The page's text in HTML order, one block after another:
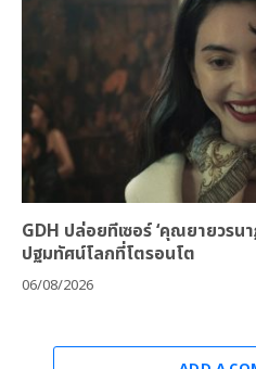
GDH ปล่อยทีเซอร์ ‘คุณยายวรน
ปฐมทัศน์โลกที่โตรอนโต
06/08/2026